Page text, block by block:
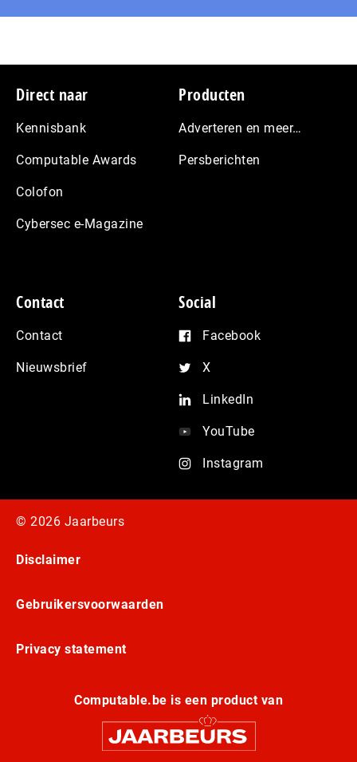
Footer
Direct naar
Kennisbank
Computable Awards
Colofon
Cybersec e-Magazine
Producten
Adverteren en meer…
Persberichten
Contact
Contact
Nieuwsbrief
Social
Facebook
X
LinkedIn
YouTube
Instagram
© 2026 Jaarbeurs
Disclaimer
Gebruikersvoorwaarden
Privacy statement
Computable.be is een product van